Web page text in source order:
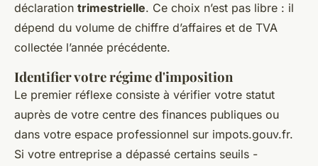
déclaration trimestrielle. Ce choix n’est pas libre : il
dépend du volume de chiffre d’affaires et de TVA
collectée l’année précédente.
Identifier votre régime d'imposition
Le premier réflexe consiste à vérifier votre statut
auprès de votre centre des finances publiques ou
dans votre espace professionnel sur impots.gouv.fr.
Si votre entreprise a dépassé certains seuils -